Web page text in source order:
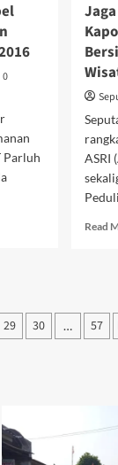
0
Parluh
ASRI
Read
29 30 … 57